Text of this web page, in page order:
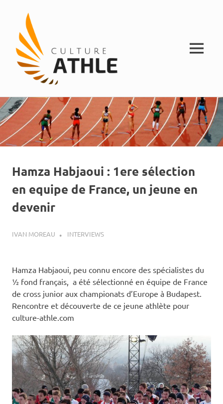
Skip
to
content
Culture
Athle
l'athlétisme
MENU
Hamza Habjaoui : 1ere sélection
en equipe de France, un jeune en
devenir
20 DÉCEMBRE 2012
IVAN MOREAU INTERVIEWS
Hamza Habjaoui, peu connu encore des spécialistes du
½ fond français, a été sélectionné en équipe de France
de cross junior aux championats d’Europe à Budapest.
Rencontre et découverte de ce jeune athlète pour
culture-athle.com